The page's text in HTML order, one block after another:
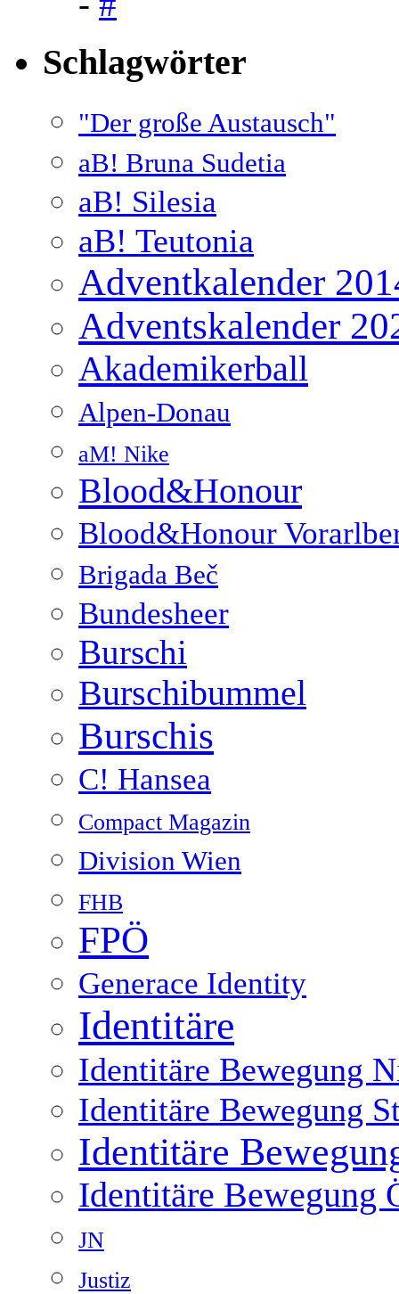
Schlagwörter
"Der große Austausch"
aB! Bruna Sudetia
aB! Silesia
aB! Teutonia
Adventkalender
Adventskalender
Akademikerball
Alpen-Donau
aM! Nike
Blood&Honour
Blood&Honour
Brigada Beč
Bundesheer
Burschi
Burschibummel
Burschis
C! Hansea
Compact Magazin
Division Wien
FHB
FPÖ
Generace Identity
Identitäre
Identitäre Bewegung
Identitäre Bewegung
Identitäre
Identitäre Bewegung
JN
Justiz